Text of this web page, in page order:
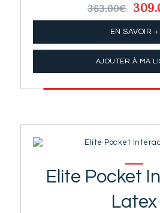
363.00€
Le
prix
EN SAVOIR +
AJOUTER À MA
Elite Pocket
Latex